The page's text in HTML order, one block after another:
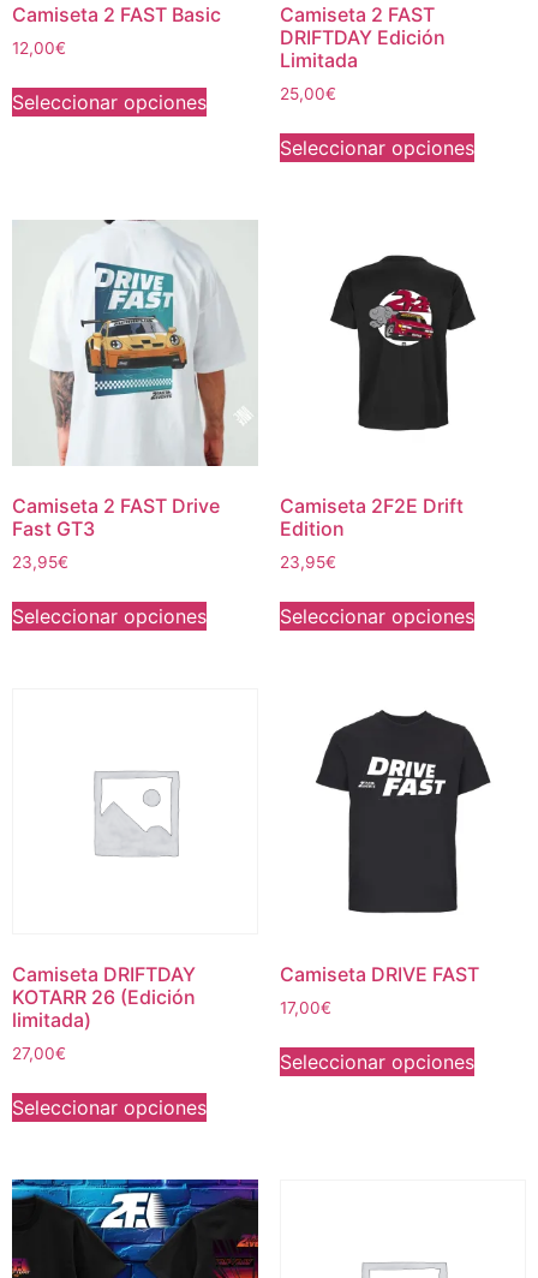
Camiseta 2 FAST Basic
12,00€
Seleccionar opciones
Camiseta 2 FAST
DRIFTDAY Edición
Limitada
25,00€
Seleccionar opciones
Camiseta 2 FAST Drive
Fast GT3
23,95€
Seleccionar opciones
Camiseta 2F2E Drift
Edition
23,95€
Seleccionar opciones
Camiseta DRIFTDAY
KOTARR 26 (Edición
limitada)
27,00€
Seleccionar opciones
Camiseta DRIVE FAST
17,00€
Seleccionar opciones